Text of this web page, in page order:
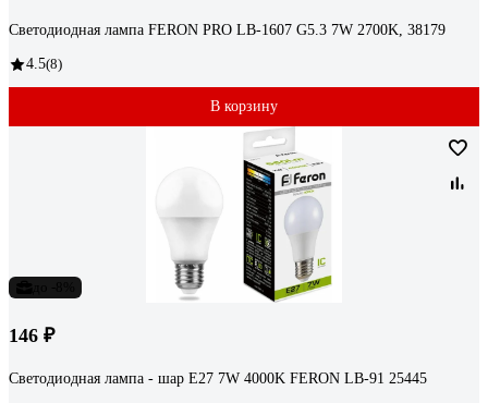
Светодиодная лампа FERON PRO LB-1607 G5.3 7W 2700K, 38179
4.5(8)
В корзину
146 ₽
Светодиодная лампа - шар E27 7W 4000K FERON LB-91 25445